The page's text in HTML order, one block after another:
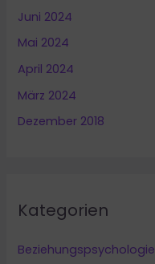
Juni 2024
Mai 2024
April 2024
März 2024
Dezember 2018
Kategorien
Beziehungspsychologie